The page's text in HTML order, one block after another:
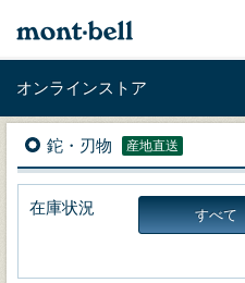
オンラインストア
鉈・刃物 産地直送
在庫状況 すべて